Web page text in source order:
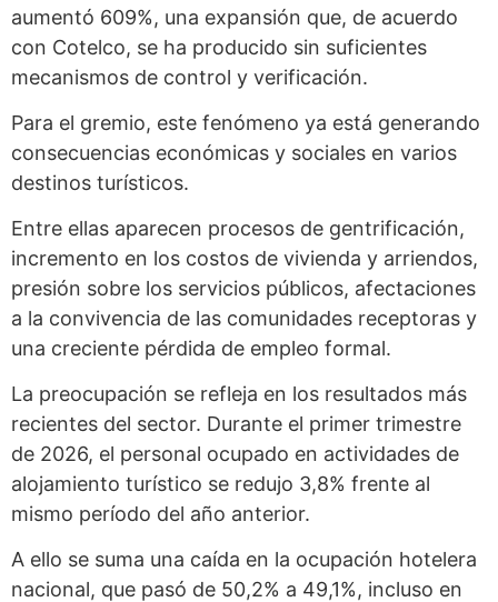
aumentó 609%, una expansión que, de acuerdo
con Cotelco, se ha producido sin suficientes
mecanismos de control y verificación.
Para el gremio, este fenómeno ya está generando
consecuencias económicas y sociales en varios
destinos turísticos.
Entre ellas aparecen procesos de gentrificación,
incremento en los costos de vivienda y arriendos,
presión sobre los servicios públicos, afectaciones
a la convivencia de las comunidades receptoras y
una creciente pérdida de empleo formal.
La preocupación se refleja en los resultados más
recientes del sector. Durante el primer trimestre
de 2026, el personal ocupado en actividades de
alojamiento turístico se redujo 3,8% frente al
mismo período del año anterior.
A ello se suma una caída en la ocupación hotelera
nacional, que pasó de 50,2% a 49,1%, incluso en